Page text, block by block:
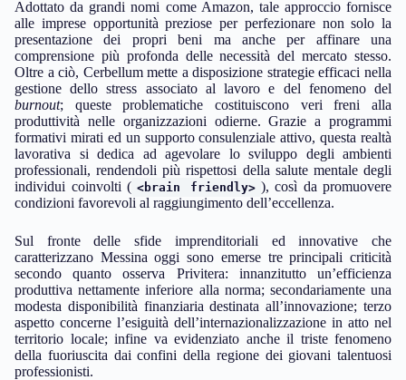
Adottato da grandi nomi come Amazon, tale approccio fornisce
alle imprese opportunità preziose per perfezionare non solo la
presentazione dei propri beni ma anche per affinare una
comprensione più profonda delle necessità del mercato stesso.
Oltre a ciò, Cerbellum mette a disposizione strategie efficaci nella
gestione dello stress associato al lavoro e del fenomeno del
burnout; queste problematiche costituiscono veri freni alla
produttività nelle organizzazioni odierne. Grazie a programmi
formativi mirati ed un supporto consulenziale attivo, questa realtà
lavorativa si dedica ad agevolare lo sviluppo degli ambienti
professionali, rendendoli più rispettosi della salute mentale degli
individui coinvolti ( <brain friendly> ), così da promuovere
condizioni favorevoli al raggiungimento dell’eccellenza.
Sul fronte delle sfide imprenditoriali ed innovative che
caratterizzano Messina oggi sono emerse tre principali criticità
secondo quanto osserva Privitera: innanzitutto un’efficienza
produttiva nettamente inferiore alla norma; secondariamente una
modesta disponibilità finanziaria destinata all’innovazione; terzo
aspetto concerne l’esiguità dell’internazionalizzazione in atto nel
territorio locale; infine va evidenziato anche il triste fenomeno
della fuoriuscita dai confini della regione dei giovani talentuosi
professionisti.